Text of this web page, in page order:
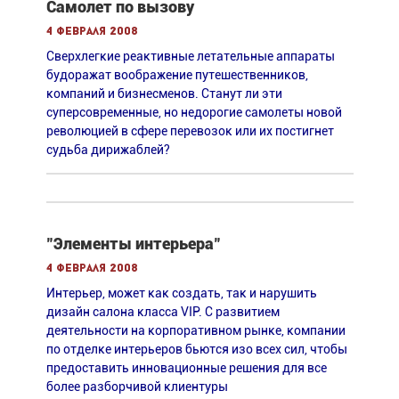
Самолет по вызову
4 февраля 2008
Сверхлегкие реактивные летательные аппараты
будоражат воображение путешественников,
компаний и бизнесменов. Станут ли эти
суперсовременные, но недорогие самолеты новой
революцией в сфере перевозок или их постигнет
судьба дирижаблей?
"Элементы интерьера"
4 февраля 2008
Интерьер, может как создать, так и нарушить
дизайн салона класса VIP. С развитием
деятельности на корпоративном рынке, компании
по отделке интерьеров бьются изо всех сил, чтобы
предоставить инновационные решения для все
более разборчивой клиентуры